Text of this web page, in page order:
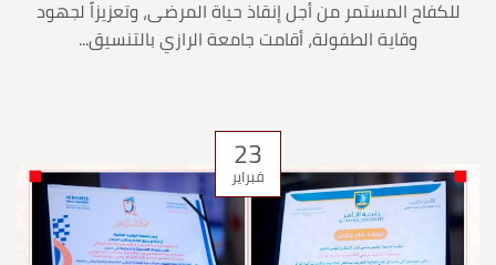
للكفاح المستمر من أجل إنقاذ حياة المرضى، وتعزيزاً لجهود
وقاية الطفولة، أقامت جامعة الرازي بالتنسيق...
23
فبراير